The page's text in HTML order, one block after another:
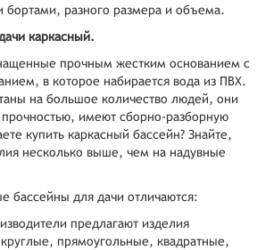
разного размера и объема.
каркасный.
прочным жестким основанием с
в которое набирается вода из ПВХ.
на большое количество людей, они
имеют сборно-разборную
купить каркасный бассейн? Знайте,
несколько выше, чем на надувные
бассейны для дачи отличаются:
предлагают изделия
прямоугольные, квадратные,